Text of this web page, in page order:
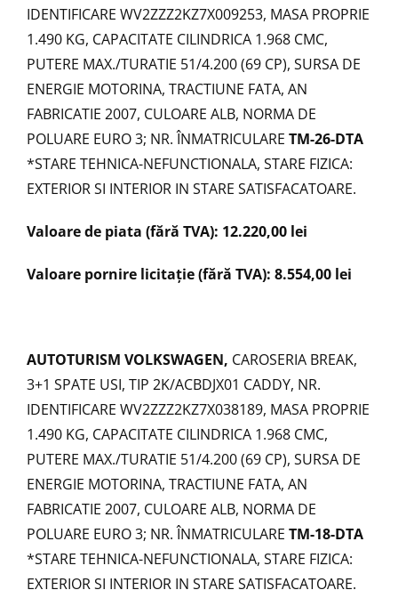
IDENTIFICARE WV2ZZZ2KZ7X009253, MASA PROPRIE
1.490 KG, CAPACITATE CILINDRICA 1.968 CMC,
PUTERE MAX./TURATIE 51/4.200 (69 CP), SURSA DE
ENERGIE MOTORINA, TRACTIUNE FATA, AN
FABRICATIE 2007, CULOARE ALB, NORMA DE
POLUARE EURO 3; NR. ÎNMATRICULARE TM-26-DTA
*STARE TEHNICA-NEFUNCTIONALA, STARE FIZICA:
EXTERIOR SI INTERIOR IN STARE SATISFACATOARE.
Valoare de piata (fără TVA): 12.220,00 lei
Valoare pornire licitație (fără TVA): 8.554,00 lei
AUTOTURISM VOLKSWAGEN, CAROSERIA BREAK,
3+1 SPATE USI, TIP 2K/ACBDJX01 CADDY, NR.
IDENTIFICARE WV2ZZZ2KZ7X038189, MASA PROPRIE
1.490 KG, CAPACITATE CILINDRICA 1.968 CMC,
PUTERE MAX./TURATIE 51/4.200 (69 CP), SURSA DE
ENERGIE MOTORINA, TRACTIUNE FATA, AN
FABRICATIE 2007, CULOARE ALB, NORMA DE
POLUARE EURO 3; NR. ÎNMATRICULARE TM-18-DTA
*STARE TEHNICA-NEFUNCTIONALA, STARE FIZICA:
EXTERIOR SI INTERIOR IN STARE SATISFACATOARE.